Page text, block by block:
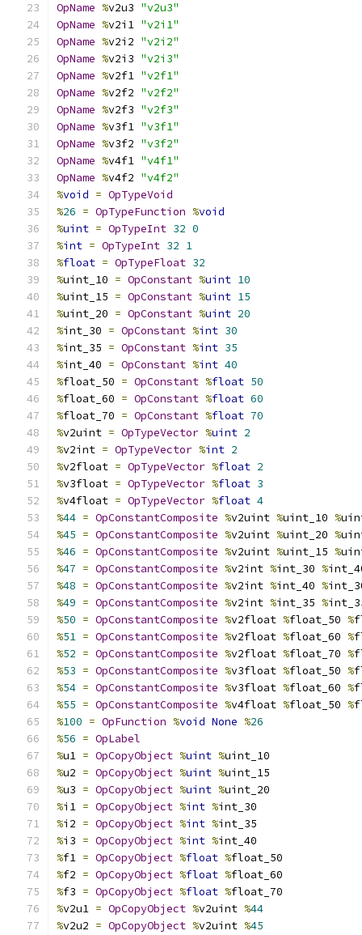
OpName %v2u3 "v2u3"
OpName %v2i1 "v2i1"
OpName %v2i2 "v2i2"
OpName %v2i3 "v2i3"
OpName %v2f1 "v2f1"
OpName %v2f2 "v2f2"
OpName %v2f3 "v2f3"
OpName %v3f1 "v3f1"
OpName %v3f2 "v3f2"
OpName %v4f1 "v4f1"
OpName %v4f2 "v4f2"
%void = OpTypeVoid
%26 = OpTypeFunction %void
%uint = OpTypeInt 32 0
%int = OpTypeInt 32 1
%float = OpTypeFloat 32
%uint_10 = OpConstant %uint 10
%uint_15 = OpConstant %uint 15
%uint_20 = OpConstant %uint 20
%int_30 = OpConstant %int 30
%int_35 = OpConstant %int 35
%int_40 = OpConstant %int 40
%float_50 = OpConstant %float 50
%float_60 = OpConstant %float 60
%float_70 = OpConstant %float 70
%v2uint = OpTypeVector %uint 2
%v2int = OpTypeVector %int 2
%v2float = OpTypeVector %float 2
%v3float = OpTypeVector %float 3
%v4float = OpTypeVector %float 4
%44 = OpConstantComposite %v2uint %uint_10 %
%45 = OpConstantComposite %v2uint %uint_20 %
%46 = OpConstantComposite %v2uint %uint_15 %
%47 = OpConstantComposite %v2int %int_30 %
%48 = OpConstantComposite %v2int %int_40 %
%49 = OpConstantComposite %v2int %int_35 %
%50 = OpConstantComposite %v2float %float_50 %
%51 = OpConstantComposite %v2float %float_60 %
%52 = OpConstantComposite %v2float %float_70 %
%53 = OpConstantComposite %v3float %float_50 %
%54 = OpConstantComposite %v3float %float_60 %
%55 = OpConstantComposite %v4float %float_50 %
%100 = OpFunction %void None %26
%56 = OpLabel
%u1 = OpCopyObject %uint %uint_10
%u2 = OpCopyObject %uint %uint_15
%u3 = OpCopyObject %uint %uint_20
%i1 = OpCopyObject %int %int_30
%i2 = OpCopyObject %int %int_35
%i3 = OpCopyObject %int %int_40
%f1 = OpCopyObject %float %float_50
%f2 = OpCopyObject %float %float_60
%f3 = OpCopyObject %float %float_70
%v2u1 = OpCopyObject %v2uint %44
%v2u2 = OpCopyObject %v2uint %45